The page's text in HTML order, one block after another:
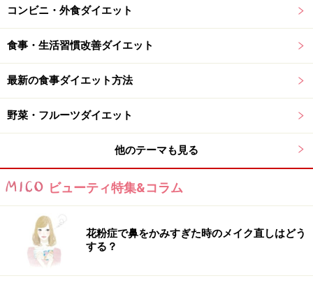
第でカロリーは大きく変わります。また市販の野菜ジュ
ースは飲みやすくするために糖分が多く含まれているも
た」ことにはなりません。あくまで補助的な活用にとど
め、できるだけ野菜そのものをさまざまな調理法で取り
入れることを心掛けましょう。ダイエット中も肉・魚・
大豆製品などのたんぱく質をしっかり取り入れ、バラン
スのよい食事を意識することがメリハリのあるボディへ
さらに詳しく知りたい方は、「気づけばカロリーオーバ
ー？野菜ダイエットの落とし穴 」をあわせてご覧くださ
い。
コンビニ・外食ダイエット
食事・生活習慣改善ダイエット
最新の食事ダイエット方法
野菜・フルーツダイエット
他のテーマも見る
ビューティ特集&コラム
花粉症で鼻をかみすぎた時のメイク直しはどう
する？